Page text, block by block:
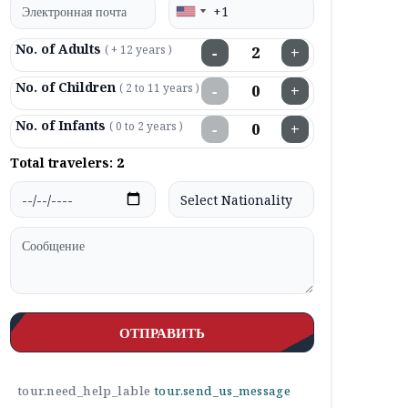
No. of Adults ( + 12 years ) − +
No. of Children ( 2 to 11 years ) − +
No. of Infants ( 0 to 2 years ) − +
Total travelers: 2
ОТПРАВИТЬ
tour.need_help_lable tour.send_us_message